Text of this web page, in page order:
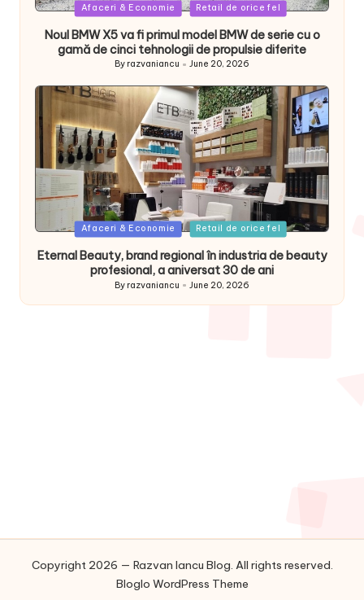
Posted
Afaceri & Economie Retail de orice fel
Noul BMW X5 va fi primul model BMW de serie cu o
gamă de cinci tehnologii de propulsie diferite
Posted
By razvaniancu June 20, 2026
Posted
Afaceri & Economie Retail de orice fel
Eternal Beauty, brand regional în industria de beauty
profesional, a aniversat 30 de ani
Posted
By razvaniancu June 20, 2026
Copyright 2026 — Razvan Iancu Blog. All rights reserved.
Bloglo WordPress Theme